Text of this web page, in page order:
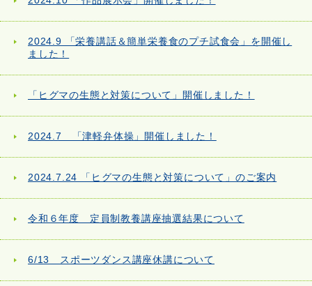
2024.9 「栄養講話＆簡単栄養食のプチ試食会」を開催し
ました！
「ヒグマの生態と対策について」開催しました！
2024.7 「津軽弁体操」開催しました！
2024.7.24 「ヒグマの生態と対策について」のご案内
令和６年度 定員制教養講座抽選結果について
6/13 スポーツダンス講座休講について